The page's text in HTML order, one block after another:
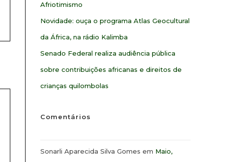
Afriotimismo
Novidade: ouça o programa Atlas Geocultural
da África, na rádio Kalimba
Senado Federal realiza audiência pública
sobre contribuições africanas e direitos de
crianças quilombolas
Comentários
Sonarli Aparecida Silva Gomes em Maio,